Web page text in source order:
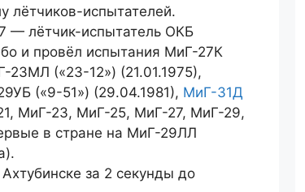
лётчиков-испытателей.
— лётчик-испытатель ОКБ
и провёл испытания МиГ-27К
23МЛ («23-12») (21.01.1975),
(«9-51») (29.04.1981), МиГ-31Д
МиГ-23, МиГ-25, МиГ-27, МиГ-29,
в стране на МиГ-29ЛЛ
за 2 секунды до